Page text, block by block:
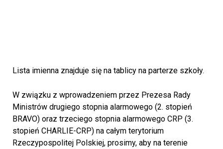
Lista imienna znajduje się na tablicy na parterze szkoły.
W związku z wprowadzeniem przez Prezesa Rady
Ministrów drugiego stopnia alarmowego (2. stopień
BRAVO) oraz trzeciego stopnia alarmowego CRP (3.
stopień CHARLIE-CRP) na całym terytorium
Rzeczypospolitej Polskiej, prosimy, aby na terenie